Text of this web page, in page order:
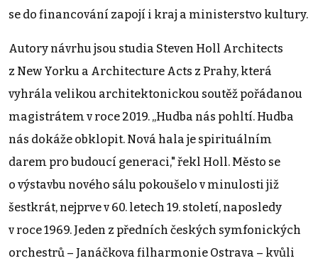
se do financování zapojí i kraj a ministerstvo kultury.
Autory návrhu jsou studia Steven Holl Architects
z New Yorku a Architecture Acts z Prahy, která
vyhrála velikou architektonickou soutěž pořádanou
magistrátem v roce 2019. „Hudba nás pohltí. Hudba
nás dokáže obklopit. Nová hala je spirituálním
darem pro budoucí generaci," řekl Holl. Město se
o výstavbu nového sálu pokoušelo v minulosti již
šestkrát, nejprve v 60. letech 19. století, naposledy
v roce 1969. Jeden z předních českých symfonických
orchestrů – Janáčkova filharmonie Ostrava – kvůli